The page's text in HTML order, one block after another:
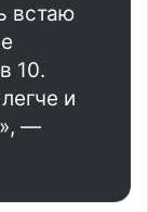
встаю
10.
и
—